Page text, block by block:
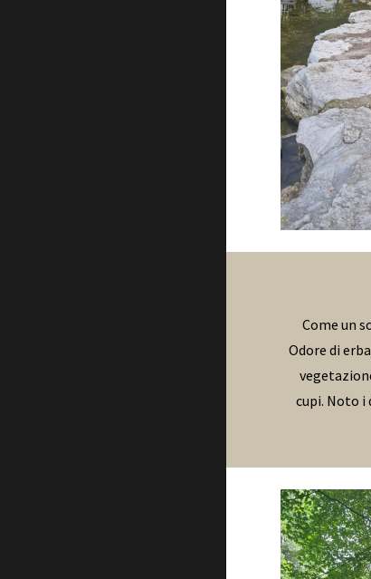
Come un
Odore di
cupi. Noto i